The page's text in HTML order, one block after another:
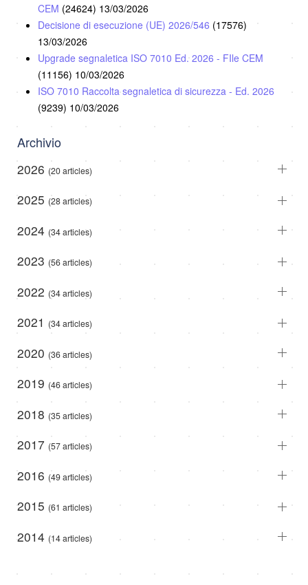
CEM (24624) 13/03/2026
Decisione di esecuzione (UE) 2026/546 (17576)
13/03/2026
Upgrade segnaletica ISO 7010 Ed. 2026 - FIle CEM
(11156) 10/03/2026
ISO 7010 Raccolta segnaletica di sicurezza - Ed. 2026
(9239) 10/03/2026
Archivio
2026 (20 articles)
2025 (28 articles)
2024 (34 articles)
2023 (56 articles)
2022 (34 articles)
2021 (34 articles)
2020 (36 articles)
2019 (46 articles)
2018 (35 articles)
2017 (57 articles)
2016 (49 articles)
2015 (61 articles)
2014 (14 articles)